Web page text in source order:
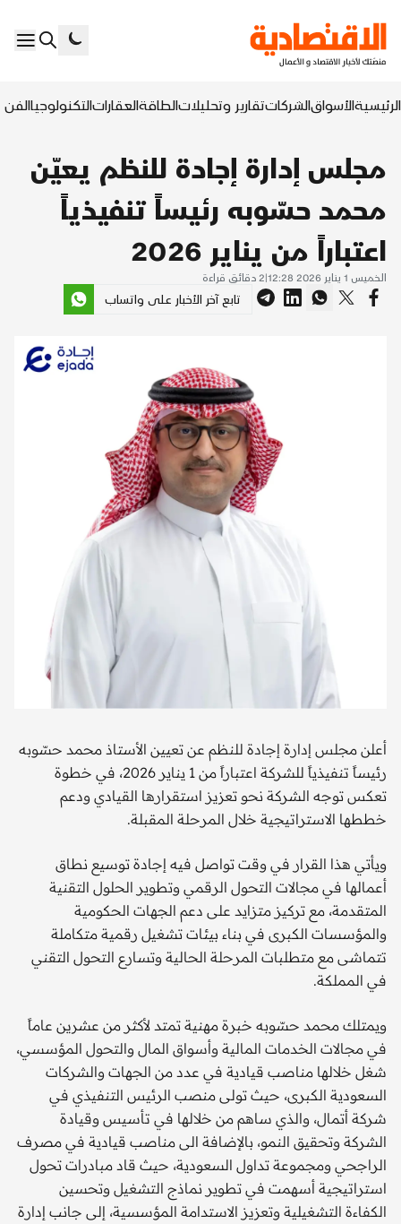
الرئيسيةالأسواقالشركاتتقارير وتحليلاتالطاقةالعقاراتالتكنولوجياالفن
مجلس إدارة إجادة للنظم يعيّن
محمد حسّوبه رئيساً تنفيذياً
اعتباراً من يناير 2026
الخميس 1 يناير 2026 12:28 |
2 دقائق قراءة
تابع آخر الأخبار على واتساب
أعلن مجلس إدارة إجادة للنظم عن تعيين الأستاذ محمد حسّوبه
رئيساً تنفيذياً للشركة اعتباراً من 1 يناير 2026، في خطوة
تعكس توجه الشركة نحو تعزيز استقرارها القيادي ودعم
خططها الاستراتيجية خلال المرحلة المقبلة.
ويأتي هذا القرار في وقت تواصل فيه إجادة توسيع نطاق
أعمالها في مجالات التحول الرقمي وتطوير الحلول التقنية
المتقدمة، مع تركيز متزايد على دعم الجهات الحكومية
والمؤسسات الكبرى في بناء بيئات تشغيل رقمية متكاملة
تتماشى مع متطلبات المرحلة الحالية وتسارع التحول التقني
في المملكة.
ويمتلك محمد حسّوبه خبرة مهنية تمتد لأكثر من عشرين عاماً
في مجالات الخدمات المالية وأسواق المال والتحول المؤسسي،
شغل خلالها مناصب قيادية في عدد من الجهات والشركات
السعودية الكبرى، حيث تولى منصب الرئيس التنفيذي في
شركة أتمال، والذي ساهم من خلالها في تأسيس وقيادة
الشركة وتحقيق النمو، بالإضافة الى مناصب قيادية في مصرف
الراجحي ومجموعة تداول السعودية، حيث قاد مبادرات تحول
استراتيجية أسهمت في تطوير نماذج التشغيل وتحسين
الكفاءة التشغيلية وتعزيز الاستدامة المؤسسية، إلى جانب إدارة